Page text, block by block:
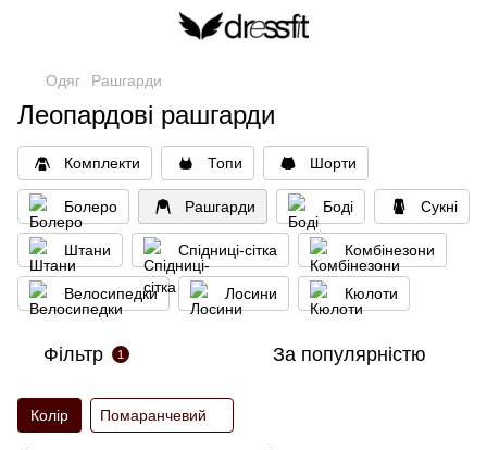
Одяг Рашгарди
Леопардові рашгарди
Кoмплекти Топи Шорти
Болеро Рашгарди Боді Сукні
Штани Спідниці-сітка Комбінезони
Велосипедки Лосини Кюлоти
Фільтр 1 За популярністю
Колір Помаранчевий